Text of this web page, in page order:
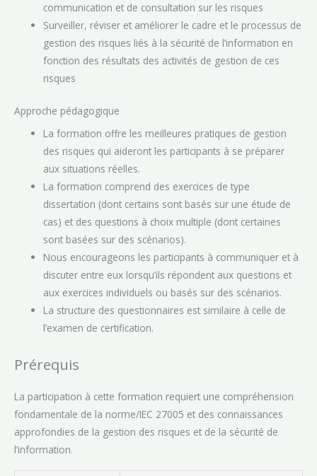
communication et de consultation sur les risques
Surveiller, réviser et améliorer le cadre et le processus de
gestion des risques liés à la sécurité de l’information en
fonction des résultats des activités de gestion de ces
risques
Approche pédagogique
La formation offre les meilleures pratiques de gestion
des risques qui aideront les participants à se préparer
aux situations réelles.
La formation comprend des exercices de type
dissertation (dont certains sont basés sur une étude de
cas) et des questions à choix multiple (dont certaines
sont basées sur des scénarios).
Nous encourageons les participants à communiquer et à
discuter entre eux lorsqu’ils répondent aux questions et
aux exercices individuels ou basés sur des scénarios.
La structure des questionnaires est similaire à celle de
l’examen de certification.
Prérequis
La participation à cette formation requiert une compréhension
fondamentale de la norme/IEC 27005 et des connaissances
approfondies de la gestion des risques et de la sécurité de
l’information.